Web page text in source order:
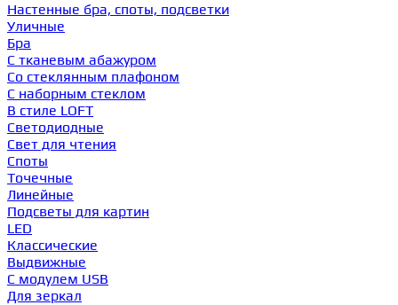
Настенные бра, споты, подсветки
Уличные
Бра
С тканевым абажуром
Со стеклянным плафоном
С наборным стеклом
В стиле LOFT
Светодиодные
Свет для чтения
Споты
Точечные
Линейные
Подсветы для картин
LED
Классические
Выдвижные
С модулем USB
Для зеркал